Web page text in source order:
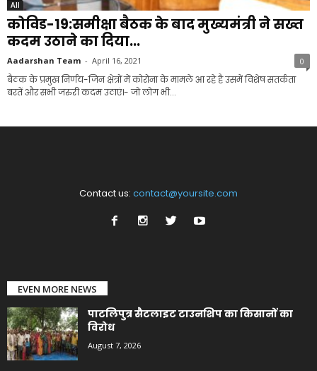
All
कोविड-19:समीक्षा बैठक के बाद मुख्यमंत्री ने सख्त
कदम उठाने का दिया...
Aadarshan Team - April 16, 2021 0
बैठक के प्रमुख निर्णय-जिन क्षेत्रों में कोरोना के मामले आ रहे है उसमें विशेष सतर्कता
बरतें और सभी जरुरी कदम उठाएं।- जो लोग भी...
Contact us: contact@yoursite.com
EVEN MORE NEWS
पाटलिपुत्र सैटलाइट टाउनशिप का किसानों का
विरोध
August 7, 2026